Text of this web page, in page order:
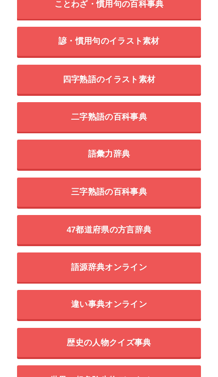
ことわざ・慣用句の百科事典
諺・慣用句のイラスト素材
四字熟語のイラスト素材
二字熟語の百科事典
語彙力辞典
三字熟語の百科事典
47都道府県の方言辞典
語源辞典オンライン
違い事典オンライン
歴史の人物クイズ事典